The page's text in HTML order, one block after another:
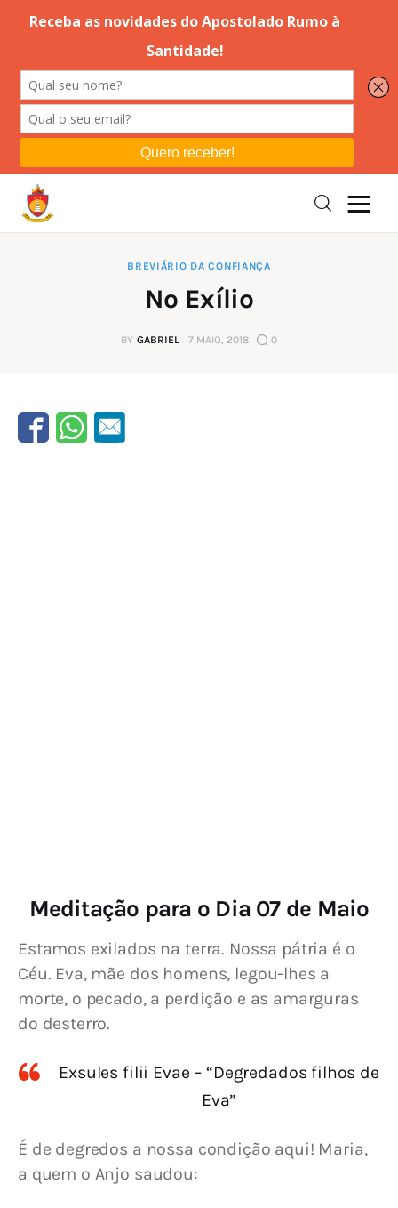
Editorial
Orações
Instruções
Espiritualidade
BREVIÁRIO DA CONFIANÇA
No Exílio
BY GABRIEL 7 MAIO, 2018 0
Meditação para o Dia 07 de Maio
Estamos exilados na terra. Nossa pátria é o
Céu. Eva, mãe dos homens, legou-lhes a
morte, o pecado, a perdição e as amarguras
do desterro.
Exsules filii Evae – “Degredados filhos de
Eva”
É de degredos a nossa condição aqui! Maria,
a quem o Anjo saudou: